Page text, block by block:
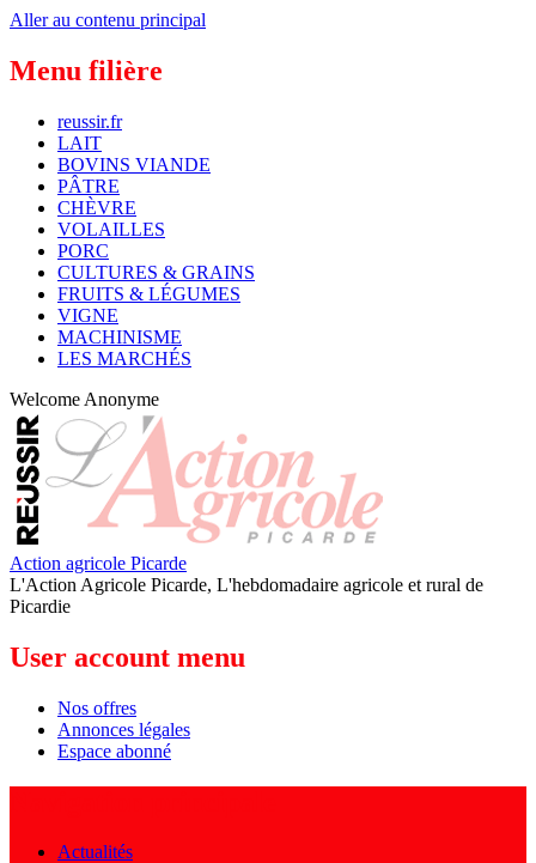
Aller au contenu principal
Menu filière
reussir.fr
LAIT
BOVINS VIANDE
PÂTRE
CHÈVRE
VOLAILLES
PORC
CULTURES & GRAINS
FRUITS & LÉGUMES
VIGNE
MACHINISME
LES MARCHÉS
Welcome Anonyme
Action agricole Picarde
L'Action Agricole Picarde, L'hebdomadaire agricole et rural de
Picardie
User account menu
Nos offres
Annonces légales
Espace abonné
Actualités